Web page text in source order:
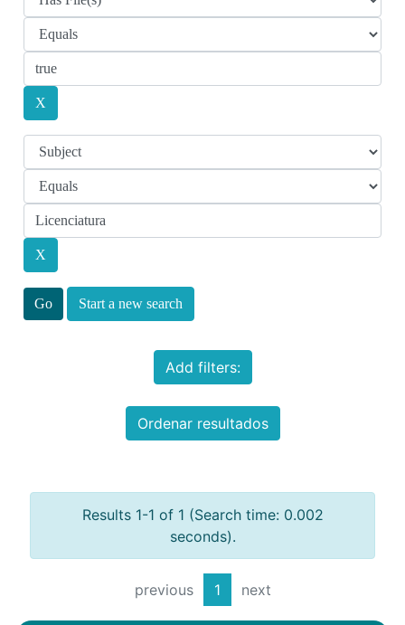
Start a new search
Add filters:
Ordenar resultados
Results 1-1 of 1 (Search time: 0.002
seconds).
previous 1 next